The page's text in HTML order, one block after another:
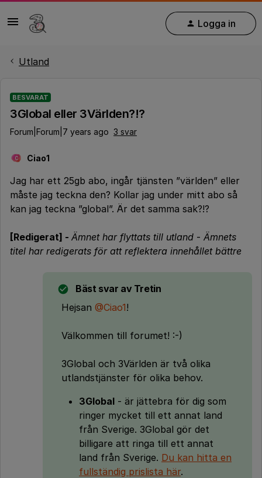
Logga in
Utland
BESVARAT
3Global eller 3Världen?!?
Forum|Forum|7 years ago 3 svar
C Ciao1
Jag har ett 25gb abo, ingår tjänsten ”världen” eller
måste jag teckna den? Kollar jag under mitt abo så
kan jag teckna ”global”. Är det samma sak?!?
[Redigerat] - Ämnet har flyttats till utland - Ämnets
titel har redigerats för att reflektera innehållet bättre
Bäst svar av Tretin
Hejsan @Ciao1!
Välkommen till forumet! :-)
3Global och 3Världen är två olika
utlandstjänster för olika behov.
3Global - är jättebra för dig som
ringer mycket till ett annat land
från Sverige. 3Global gör det
billigare att ringa till ett annat
land från Sverige. Du kan hitta en
fullständig prislista här.